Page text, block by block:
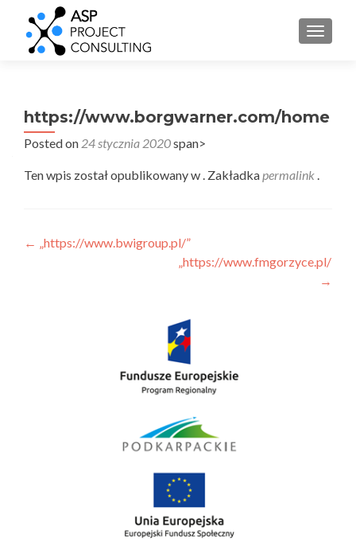
https://www.borgwarner.com/home
Posted on 24 stycznia 2020span>
Ten wpis został opublikowany w . Zakładkapermalink .
Nawigacja
← „https://www.bwigroup.pl/”
„https://www.fmgorzyce.pl/”
→